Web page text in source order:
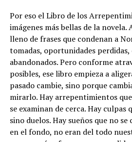
Por eso el Libro de los
imágenes más bellas de la novela.
lleno de frases que condenan a
tomadas, oportunidades perdidas,
abandonados. Pero conforme
posibles, ese libro empieza a
pasado cambie, sino porque
mirarlo. Hay arrepentimientos
se examinan de cerca. Hay culpas
sino duelos. Hay sueños que no
en el fondo, no eran del todo